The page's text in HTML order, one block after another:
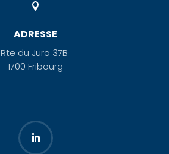

ADRESSE
Rte du Jura 37B
1700 Fribourg